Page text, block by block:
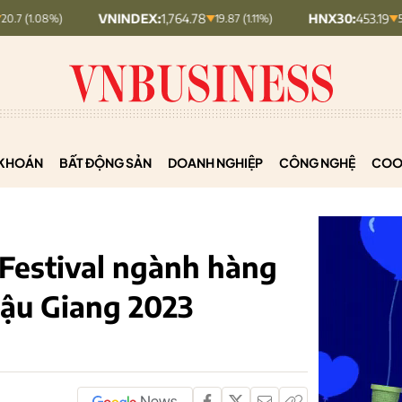
VNINDEX: 1,764.78 19.87 (1.11%) HNX30:453.19 5.87 (1.28%)
BẤT ĐỘNG SẢN DOANH NGHIỆP CÔNG NGHỆ
ngành hàng
Giang 2023